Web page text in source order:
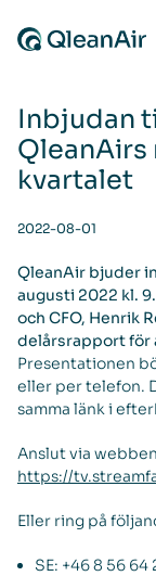
Inbjudan
QleanAirs
kvartalet
2022-08-01
QleanAir bjuder
augusti 2022 kl.
och CFO, Henrik
delårsrapport för
Presentationen
eller per telefon.
samma länk i
Anslut via
https://
Eller ring på
SE: +46 8 56 64